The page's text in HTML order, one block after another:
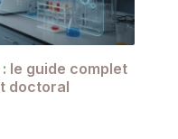
le guide complet
doctoral